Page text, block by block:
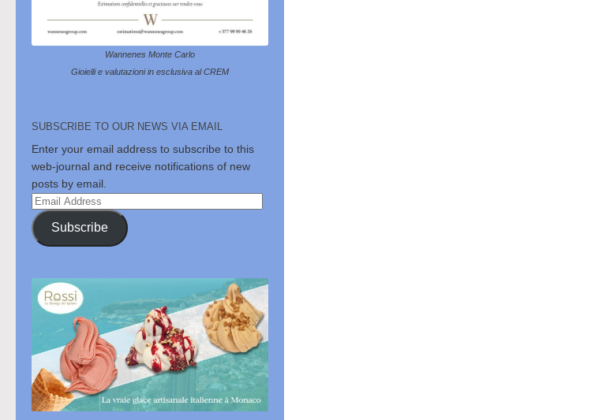
Wannenes Monte Carlo
Gioielli e valutazioni in esclusiva al CREM
SUBSCRIBE TO OUR NEWS VIA EMAIL
Enter your email address to subscribe to this
web-journal and receive notifications of new
posts by email.
Email
Address
Subscribe